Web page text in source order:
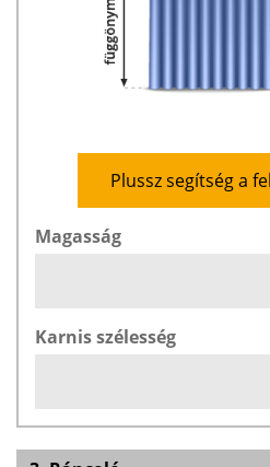
Plussz segítség a
Magasság
Karnis szélesség